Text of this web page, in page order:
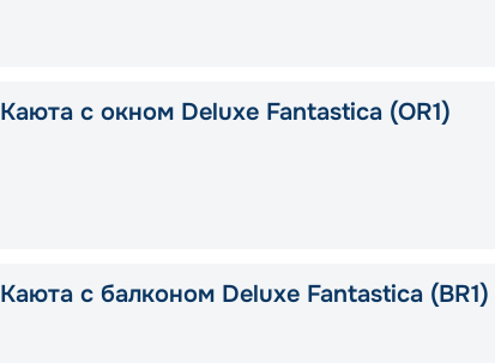
Каюта с окном Deluxe Fantastica (OR1)
Каюта с балконом Deluxe Fantastica (BR1)